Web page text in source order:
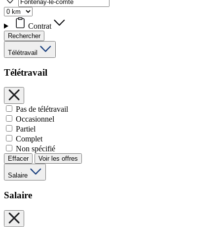
Contrat
Rechercher
Télétravail
Télétravail
Pas de télétravail
Occasionnel
Partiel
Complet
Non spécifié
Effacer Voir les offres
Salaire
Salaire